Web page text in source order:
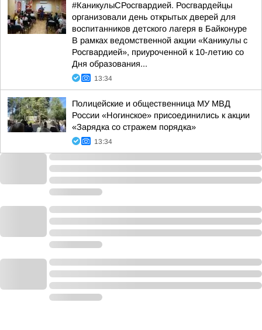
#КаникулыСРосгвардией. Росгвардейцы
организовали день открытых дверей для
воспитанников детского лагеря в Байконуре
В рамках ведомственной акции «Каникулы с
Росгвардией», приуроченной к 10-летию со
Дня образования...
13:34
Полицейские и общественница МУ МВД
России «Ногинское» присоединились к акции
«Зарядка со стражем порядка»
13:34